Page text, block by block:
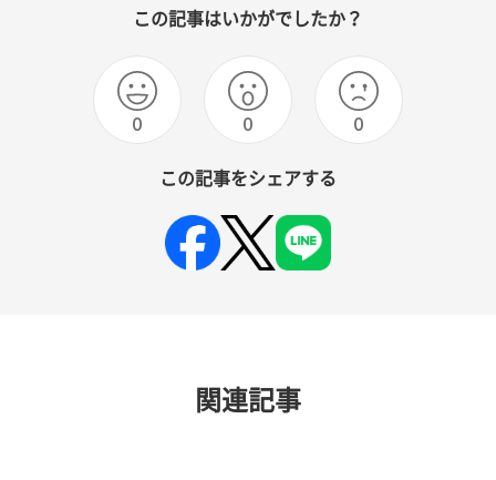
この記事はいかがでしたか？
0 0 0
この記事をシェアする
関連記事